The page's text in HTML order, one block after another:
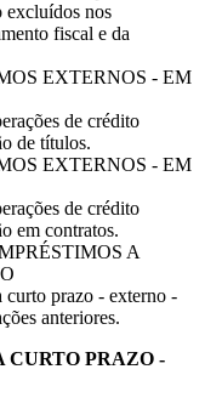
excluídos nos
fiscal e da
EXTERNOS - EM
de crédito
de títulos.
EXTERNOS - EM
de crédito
em contratos.
A
curto prazo - externo -
anteriores.
CURTO PRAZO -